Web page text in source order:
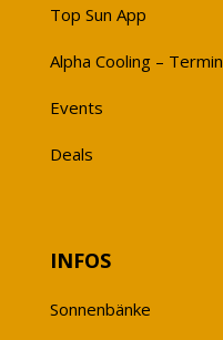
Top Sun App
Alpha Cooling – Termin
Events
Deals
INFOS
Sonnenbänke